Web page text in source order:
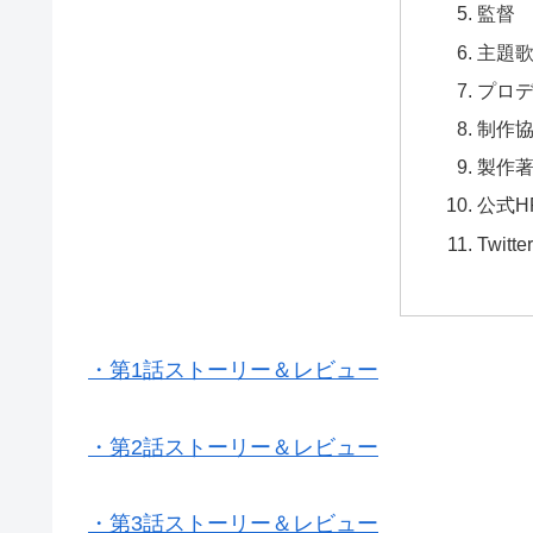
監督
主題歌
プロ
制作
製作
公式
Twitter
・第1話ストーリー＆レビュー
・第2話ストーリー＆レビュー
・第3話ストーリー＆レビュー